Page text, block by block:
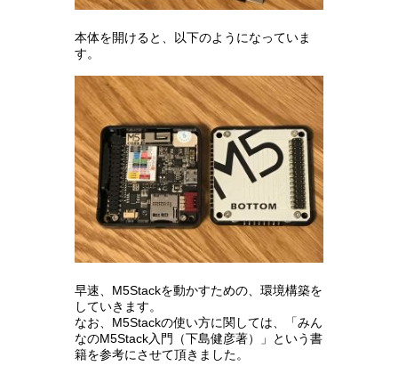
本体を開けると、以下のようになっていま
す。
早速、M5Stackを動かすための、環境構築を
していきます。
なお、M5Stackの使い方に関しては、「みん
なのM5Stack入門（下島健彦著）」という書
籍を参考にさせて頂きました。